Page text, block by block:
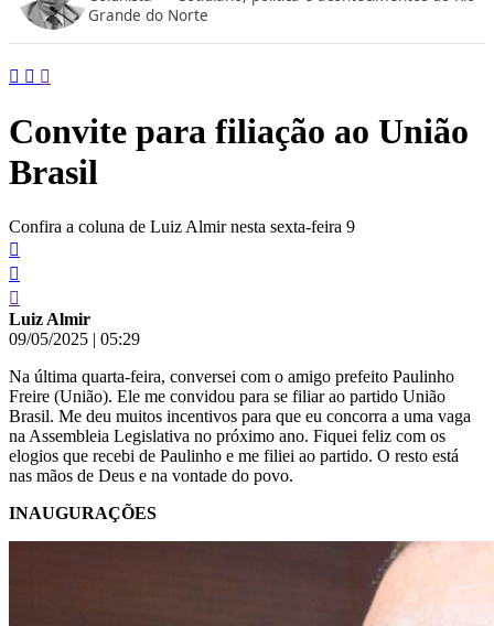
conteúdo
Grande do Norte
Convite para filiação ao União
Brasil
Confira a coluna de Luiz Almir nesta sexta-feira 9
Luiz Almir
09/05/2025 | 05:29
Na última quarta-feira, conversei com o amigo prefeito Paulinho
Freire (União). Ele me convidou para se filiar ao partido União
Brasil. Me deu muitos incentivos para que eu concorra a uma vaga
na Assembleia Legislativa no próximo ano. Fiquei feliz com os
elogios que recebi de Paulinho e me filiei ao partido. O resto está
nas mãos de Deus e na vontade do povo.
INAUGURAÇÕES